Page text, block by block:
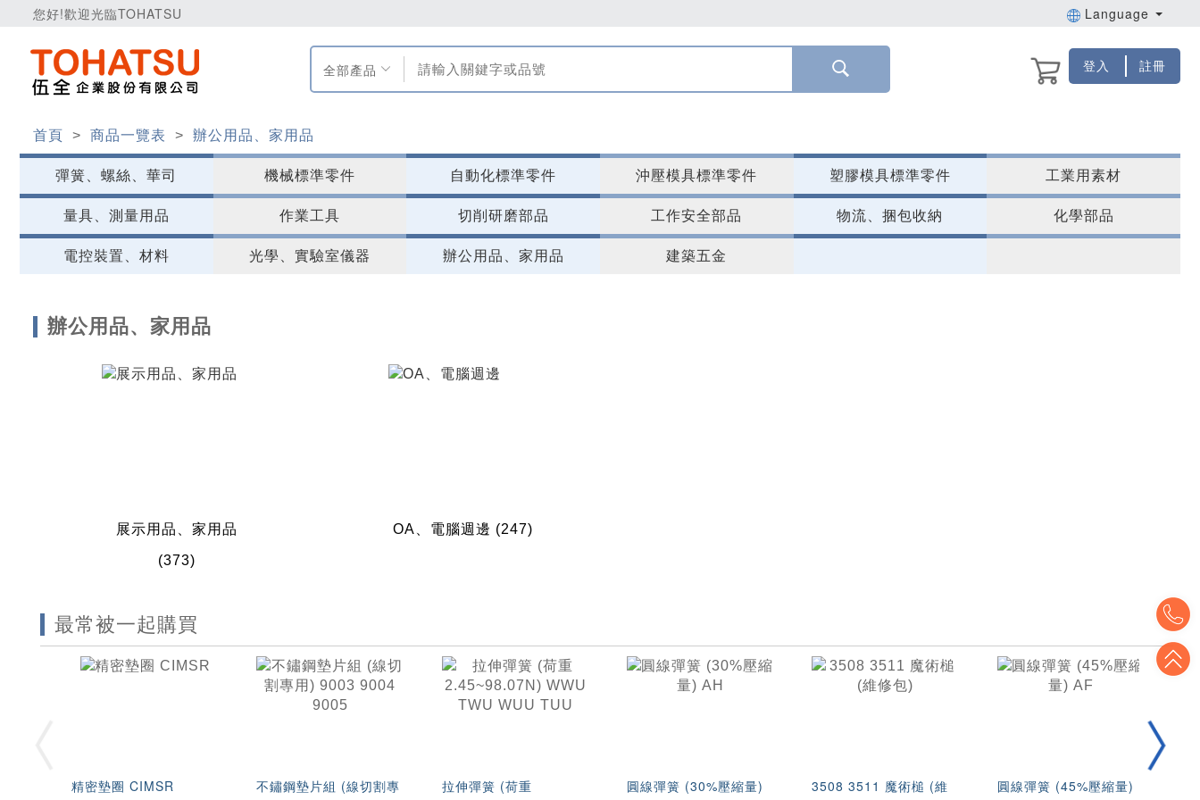
您好!歡迎光臨TOHATSU Language
全部產品 登入 註冊
首頁 > 商品一覽表 > 辦公用品、家用品
彈簧、螺絲、華司 機械標準零件 自動化標準零件 沖壓模具標準零件 塑膠模具標準零件 工業用素材
量具、測量用品 作業工具 切削研磨部品 工作安全部品 物流、捆包收納 化學部品
電控裝置、材料 光學、實驗室儀器 辦公用品、家用品 建築五金
辦公用品、家用品
展示用品、家用品
(373)
OA、電腦週邊 (247)
最常被一起購買
精密墊圈 CIMSR
不鏽鋼墊片組 (線切割專
拉伸彈簧 (荷重
圓線彈簧 (30%壓縮量)
3508 3511 魔術槌 (維
圓線彈簧 (45%壓縮量)